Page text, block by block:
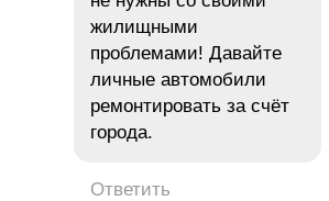
жилищными
проблемами! Давайте
личные автомобили
ремонтировать за счёт
города.
Ответить